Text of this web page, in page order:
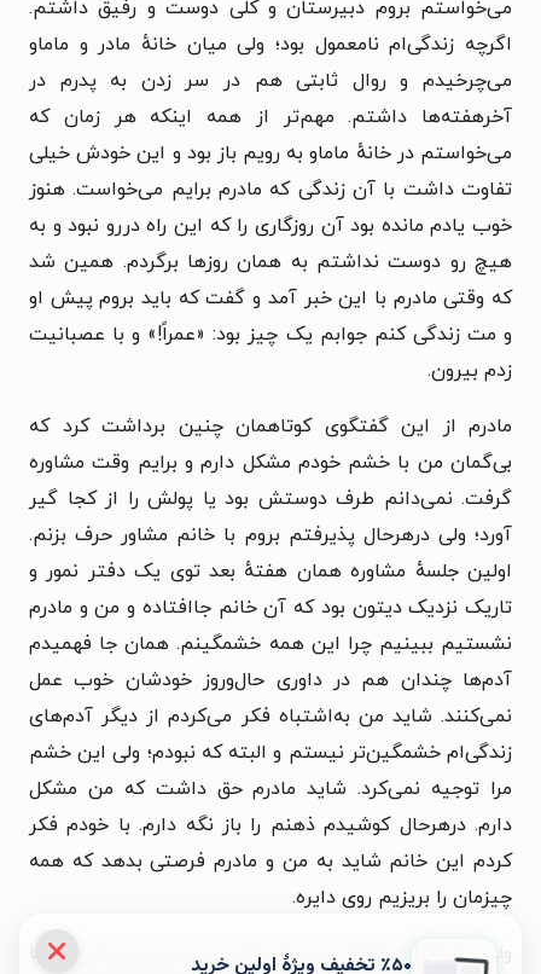
می‌خواستم بروم دبیرستان و کلی دوست و رفیق داشتم.
اگرچه زندگی‌ام نامعمول بود؛ ولی میان خانهٔ مادر و ماماو
می‌چرخیدم و روال ثابتی هم در سر زدن به پدرم در
آخرهفته‌ها داشتم. مهم‌تر از همه اینکه هر زمان که
می‌خواستم در خانهٔ ماماو به رویم باز بود و این خودش خیلی
تفاوت داشت با آن زندگی که مادرم برایم می‌خواست. هنوز
خوب یادم مانده بود آن روزگاری را که این راه دررو نبود و به
هیچ رو دوست نداشتم به همان روزها برگردم. همین شد
که وقتی مادرم با این خبر آمد و گفت که باید بروم پیش او
و مت زندگی کنم جوابم یک چیز بود: «عمراً!» و با عصبانیت
زدم بیرون.
مادرم از این گفتگوی کوتاهمان چنین برداشت کرد که
بی‌گمان من با خشم خودم مشکل دارم و برایم وقت مشاوره
گرفت. نمی‌دانم طرف دوستش بود یا پولش را از کجا گیر
آورد؛ ولی درهرحال پذیرفتم بروم با خانم مشاور حرف بزنم.
اولین جلسهٔ مشاوره همان هفتهٔ بعد توی یک دفتر نمور و
تاریک نزدیک دیتون بود که آن خانم جاافتاده و من و مادرم
نشستیم ببینیم چرا این همه خشمگینم. همان جا فهمیدم
آدم‌ها چندان هم در داوری حال‌وروز خودشان خوب عمل
نمی‌کنند. شاید من به‌اشتباه فکر می‌کردم از دیگر آدم‌های
زندگی‌ام خشمگین‌تر نیستم و البته که نبودم؛ ولی این خشم
مرا توجیه نمی‌کرد. شاید مادرم حق داشت که من مشکل
دارم. درهرحال کوشیدم ذهنم را باز نگه دارم. با خودم فکر
کردم این خانم شاید به من و مادرم فرصتی بدهد که همه
چیزمان را بریزیم روی دایره.
ولی جلسهٔ اول انگار بهم شبیخون زدند؛ چون خانمه درجا
٪۵۰ تخفیف ویژۀ اولین خرید